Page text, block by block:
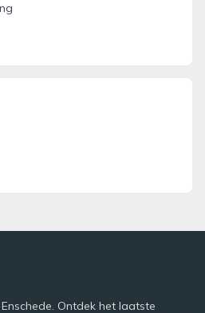
Ontdek het laatste